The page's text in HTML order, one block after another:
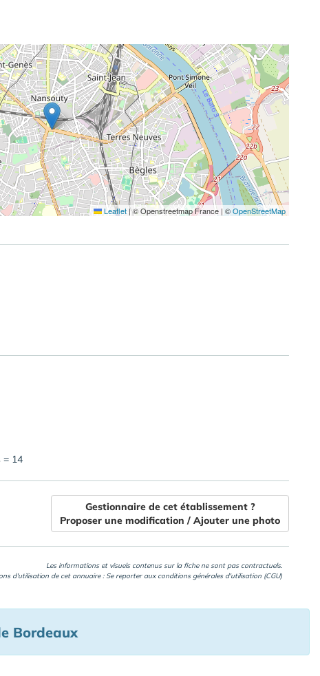
Leaflet |© Openstreetmap France | ©OpenStreetMap
= 14
Gestionnaire de cet établissement ?
Proposer une modification / Ajouter une photo
Les informations et visuels contenus sur la fiche ne sont pas contractuels.
d'utilisation de cet annuaire : Se reporter aux conditions générales d'utilisation (CGU)
Bordeaux